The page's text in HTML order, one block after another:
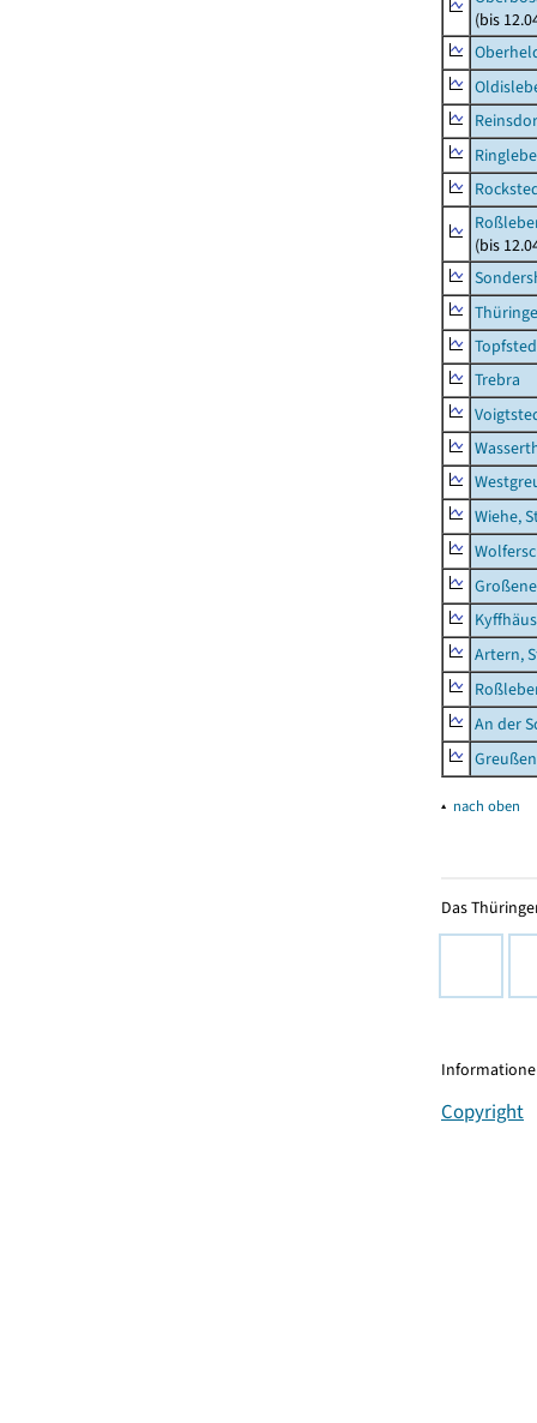
(bis
(bis
Trebra
Wiehe,
Artern,
An der
▴ nach oben
Das
Copyright